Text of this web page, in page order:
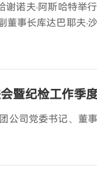
诺夫·阿斯哈特举
事长库达巴耶夫·
暨纪检工作季
公司党委书记、董事